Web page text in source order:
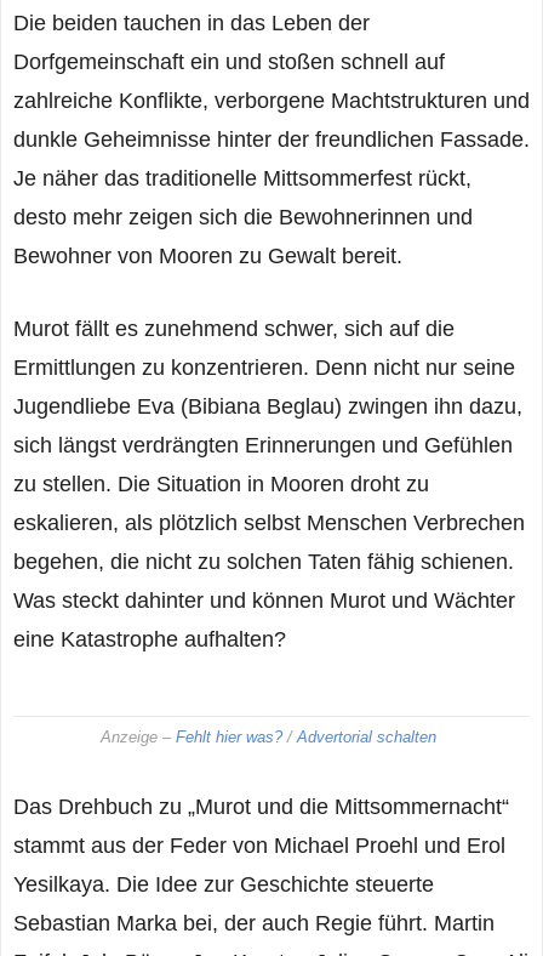
Die beiden tauchen in das Leben der
Dorfgemeinschaft ein und stoßen schnell auf
zahlreiche Konflikte, verborgene Machtstrukturen und
dunkle Geheimnisse hinter der freundlichen Fassade.
Je näher das traditionelle Mittsommerfest rückt,
desto mehr zeigen sich die Bewohnerinnen und
Bewohner von Mooren zu Gewalt bereit.
Murot fällt es zunehmend schwer, sich auf die
Ermittlungen zu konzentrieren. Denn nicht nur seine
Jugendliebe Eva (Bibiana Beglau) zwingen ihn dazu,
sich längst verdrängten Erinnerungen und Gefühlen
zu stellen. Die Situation in Mooren droht zu
eskalieren, als plötzlich selbst Menschen Verbrechen
begehen, die nicht zu solchen Taten fähig schienen.
Was steckt dahinter und können Murot und Wächter
eine Katastrophe aufhalten?
Anzeige – Fehlt hier was? /Advertorial schalten
Das Drehbuch zu „Murot und die Mittsommernacht“
stammt aus der Feder von Michael Proehl und Erol
Yesilkaya. Die Idee zur Geschichte steuerte
Sebastian Marka bei, der auch Regie führt. Martin